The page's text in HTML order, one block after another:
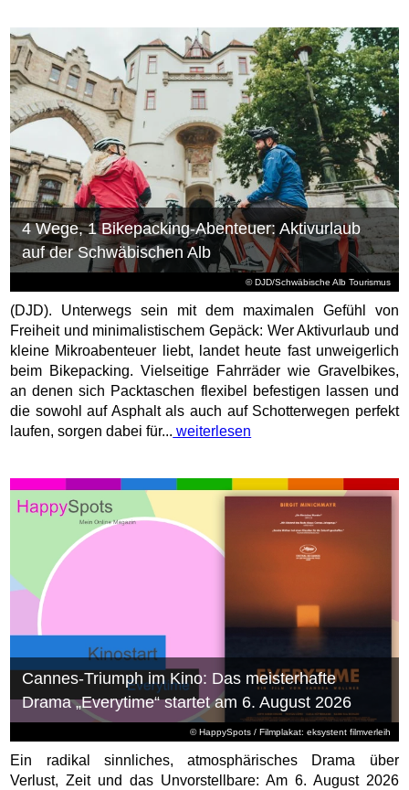
© DJD/Schwäbische Alb Tourismus
4 Wege, 1 Bikepacking-Abenteuer: Aktivurlaub
auf der Schwäbischen Alb
(DJD). Unterwegs sein mit dem maximalen Gefühl von
Freiheit und minimalistischem Gepäck: Wer Aktivurlaub und
kleine Mikroabenteuer liebt, landet heute fast unweigerlich
beim Bikepacking. Vielseitige Fahrräder wie Gravelbikes,
an denen sich Packtaschen flexibel befestigen lassen und
die sowohl auf Asphalt als auch auf Schotterwegen perfekt
laufen, sorgen dabei für... weiterlesen
© HappySpots / Filmplakat: eksystent filmverleih
Cannes-Triumph im Kino: Das meisterhafte
Drama „Everytime“ startet am 6. August 2026
Ein radikal sinnliches, atmosphärisches Drama über
Verlust, Zeit und das Unvorstellbare: Am 6. August 2026